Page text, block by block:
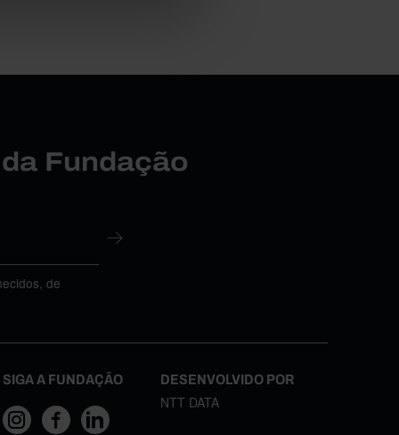
Fundação
de
SIGA A FUNDAÇÃO DESENVOLVIDO POR
NTT DATA